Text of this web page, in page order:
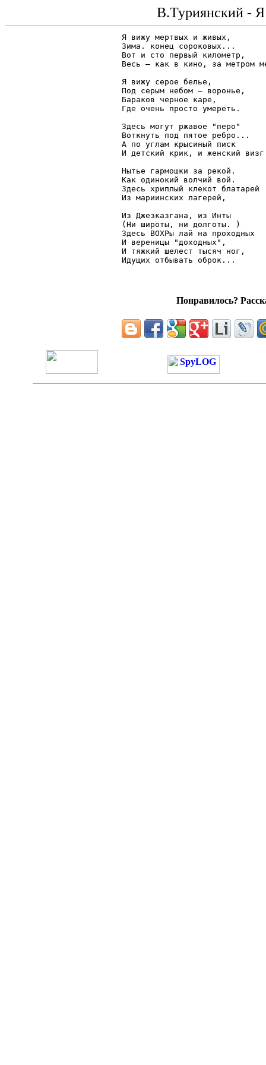
В.Туриянский -
Я вижу мертвых и живых,
Зима. конец сороковых...
Вот и сто первый километр,
Весь — как в кино, за метром
Я вижу серое белье,
Под серым небом — воронье,
Бараков черное каре,
Где очень просто умереть.
Здесь могут ржавое "перо"
Воткнуть под пятое ребро...
А по углам крысиный писк
И детский крик, и женский
Нытье гармошки за рекой.
Как одинокий волчий вой.
Здесь хриплый клекот блатарей
Из мариинских лагерей,
Из Джезказгана, из Инты
(Ни широты, ни долготы. )
Здесь ВОХРы лай на проходных
И вереницы "доходных",
И тяжкий шелест тысяч ног,
Понравилось?